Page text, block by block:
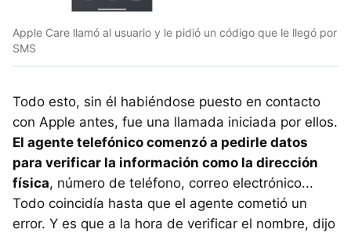
Apple Care llamó al usuario y le pidió un código que le llegó por
SMS
Todo esto, sin él habiéndose puesto en contacto
con Apple antes, fue una llamada iniciada por ellos.
El agente telefónico comenzó a pedirle datos
para verificar la información como la dirección
física, número de teléfono, correo electrónico...
Todo coincidía hasta que el agente cometió un
error. Y es que a la hora de verificar el nombre, dijo